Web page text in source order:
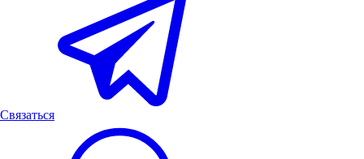
Связаться